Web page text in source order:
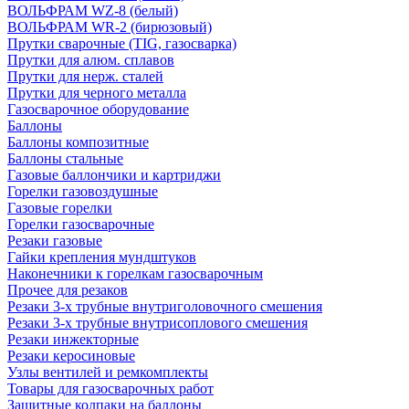
ВОЛЬФРАМ WZ-8 (белый)
ВОЛЬФРАМ WR-2 (бирюзовый)
Прутки сварочные (TIG, газосварка)
Прутки для алюм. сплавов
Прутки для нерж. сталей
Прутки для черного металла
Газосварочное оборудование
Баллоны
Баллоны композитные
Баллоны стальные
Газовые баллончики и картриджи
Горелки газовоздушные
Газовые горелки
Горелки газосварочные
Резаки газовые
Гайки крепления мундштуков
Наконечники к горелкам газосварочным
Прочее для резаков
Резаки 3-х трубные внутриголовочного смешения
Резаки 3-х трубные внутрисоплового смешения
Резаки инжекторные
Резаки керосиновые
Узлы вентилей и ремкомплекты
Товары для газосварочных работ
Защитные колпаки на баллоны